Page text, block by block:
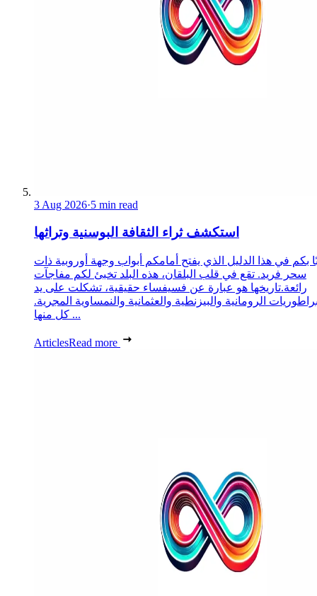
3 Aug 2026·5 min read
استكشف ثراء الثقافة البوسنية وتراثها
بكم في هذا الدليل الذي يفتح أمامكم أبواب وجهة أوروبية ذات
سحر فريد. تقع في قلب البلقان، هذه البلد تخبئ لكم مفاجآت
رائعة.تاريخها هو عبارة عن فسيفساء حقيقية، تشكلت على يد
الرومانية والبيزنطية والعثمانية والنمساوية المجرية.
كل منها ...
ArticlesRead more